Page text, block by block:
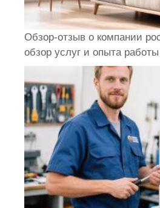
Обзор-отзыв о компании
обзор услуг и опыта работы